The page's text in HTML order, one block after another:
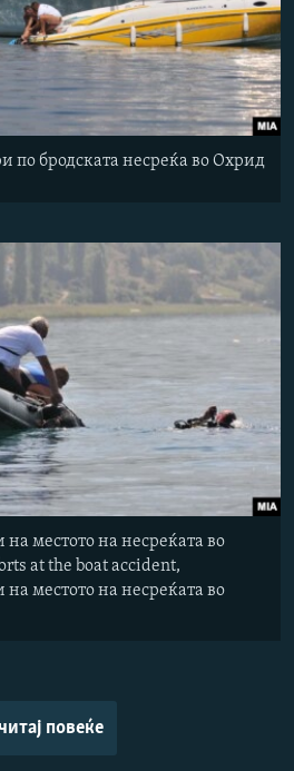
по бродската несреќа во Охрид
местото на несреќата во
at the boat accident,
местото на несреќата во
повеќе